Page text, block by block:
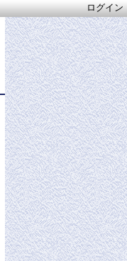
ログイン